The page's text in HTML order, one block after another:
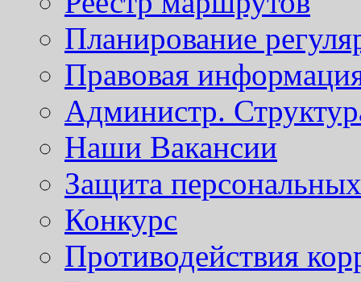
Планирование
Правовая
Администр.
Наши Вакансии
Защита
Конкурс
Противодействия